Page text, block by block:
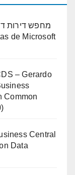
מחפש דירות
de Microsoft
– Gerardo
Common
Central
Data